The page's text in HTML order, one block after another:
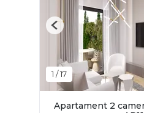
1 /17
Previous
Apartament 2